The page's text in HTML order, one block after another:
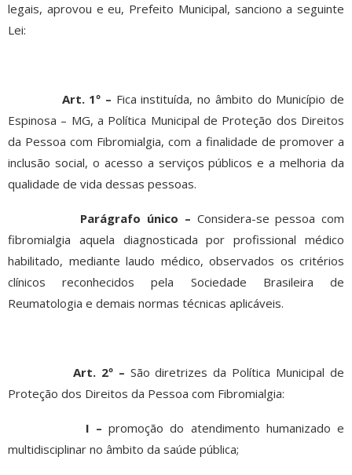
legais, aprovou e eu, Prefeito Municipal, sanciono a seguinte
Lei:
Art. 1º – Fica instituída, no âmbito do Município de
Espinosa – MG, a Política Municipal de Proteção dos Direitos
da Pessoa com Fibromialgia, com a finalidade de promover a
inclusão social, o acesso a serviços públicos e a melhoria da
qualidade de vida dessas pessoas.
Parágrafo único – Considera-se pessoa com
fibromialgia aquela diagnosticada por profissional médico
habilitado, mediante laudo médico, observados os critérios
clínicos reconhecidos pela Sociedade Brasileira de
Reumatologia e demais normas técnicas aplicáveis.
Art. 2º – São diretrizes da Política Municipal de
Proteção dos Direitos da Pessoa com Fibromialgia:
I – promoção do atendimento humanizado e
multidisciplinar no âmbito da saúde pública;